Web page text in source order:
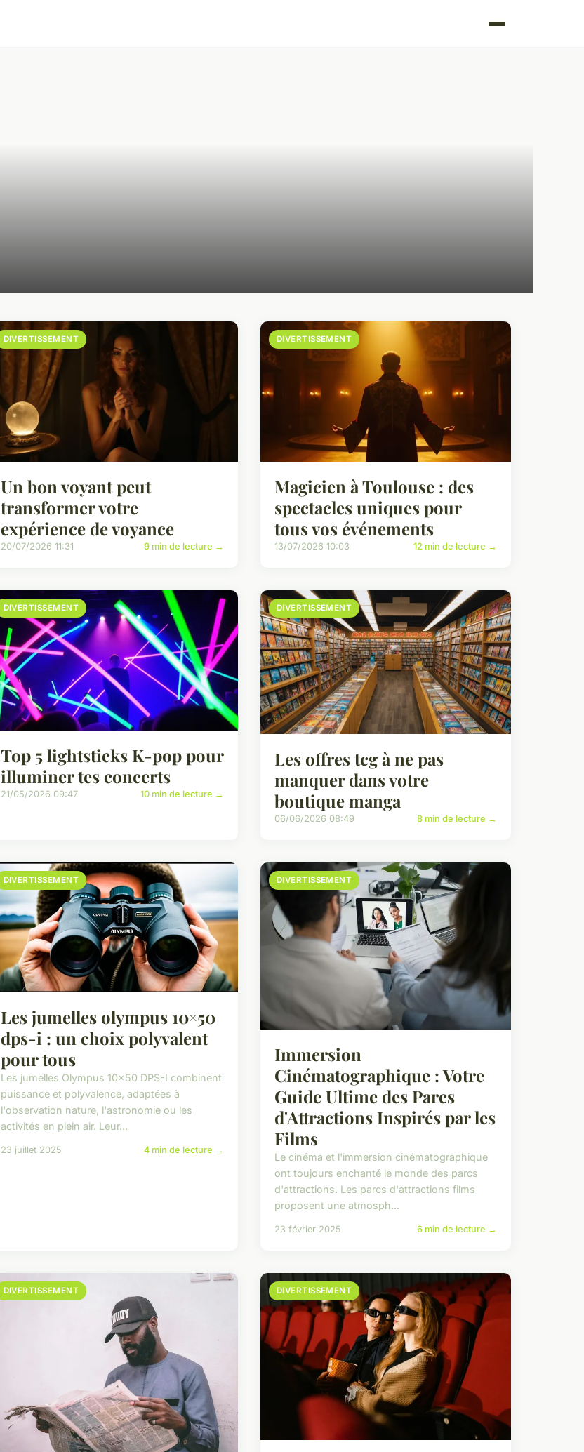
DIVERTISSEMENT
Un bon voyant peut
transformer votre
expérience de voyance
20/07/2026 11:31 9 min de lecture →
DIVERTISSEMENT
Magicien à Toulouse : des
spectacles uniques pour
tous vos événements
13/07/2026 10:03 12 min de lecture →
DIVERTISSEMENT
Top 5 lightsticks K-pop pour
illuminer tes concerts
21/05/2026 09:47 10 min de lecture →
DIVERTISSEMENT
Les offres tcg à ne pas
manquer dans votre
boutique manga
06/06/2026 08:49 8 min de lecture →
DIVERTISSEMENT
Les jumelles olympus 10×50
dps-i : un choix polyvalent
pour tous
Les jumelles Olympus 10x50 DPS-I combinent
puissance et polyvalence, adaptées à
l'observation nature, l'astronomie ou les
activités en plein air. Leur...
23 juillet 2025 4 min de lecture →
DIVERTISSEMENT
Immersion
Cinématographique : Votre
Guide Ultime des Parcs
d'Attractions Inspirés par les
Films
Le cinéma et l'immersion cinématographique
ont toujours enchanté le monde des parcs
d'attractions. Les parcs d'attractions films
proposent une atmosph...
23 février 2025 6 min de lecture →
DIVERTISSEMENT DIVERTISSEMENT